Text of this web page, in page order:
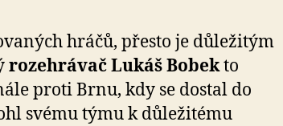
hráčů, přesto je důležitým
rozehrávač Lukáš Bobekto
proti Brnu, kdy se dostal do
svému týmu k důležitému